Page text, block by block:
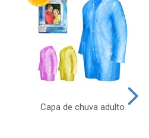
Capa de chuva adulto